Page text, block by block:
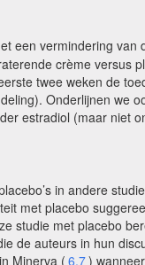
een vermindering
crème versus
twee weken de
Onderlijnen we
estradiol (maar niet
in andere
met placebo
met placebo
de auteurs in hun
Minerva ( 6,7)